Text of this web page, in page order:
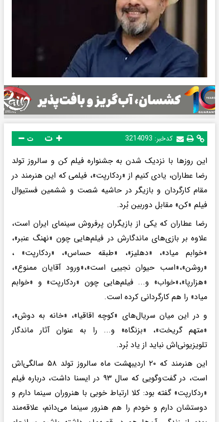
کدخبر: 3214093 ت
این روزها با نزدیک شدن به جشنواره فیلم کن و سالروز تولد
رضا عطاران، یادی کنیم از «ردکارپت»، فیلمی که این هنرمند در
مقام کارگردان و بازیگر در حاشیه شصت و ششمین فستیوال
فیلم «کن» مقابل دوربین بُرد.
رضا عطاران که یکی از بازیگران پرفروش سینمای ایران است،
علاوه بر بازی‌های ماندگارش در فیلم‌هایی چون «نهنگ عنبر»،
«خوابم میاد»، «دهلیز»، «طبقه حساس»، «ردکارپت» ،
«روشن»،«اسب حیوان نجیبی است»،«ورود آقایان ممنوع»،
«هزارپا»،«خواب» و... فیلم‌هایی چون «ردکارپت» و «خوابم
میاد» را هم کارگردانی کرده است.
و در این میان سریال‌های «کوچه اقاقیا»، «خانه به دوش»،
«متهم گریخت»، «بزنگاه» و... را به عنوان آثار ماندگار
تلویزیونی‌اش نباید از یاد بُرد.
این هنرمند که ۲۰ اردیبهشت ماه سالروز تولد ۵۸ سالگی‌اش
است، در گفت‌وگویی که سال ۹۳ در ایسنا داشت، درباره فیلم
«ردکارپت» گفته بود: کلا ارتباط خوبی با هنروران سینما دارم و
دوستشان دارم و خودم را هم هنرور سینما می‌دانم، علاقه‌مند